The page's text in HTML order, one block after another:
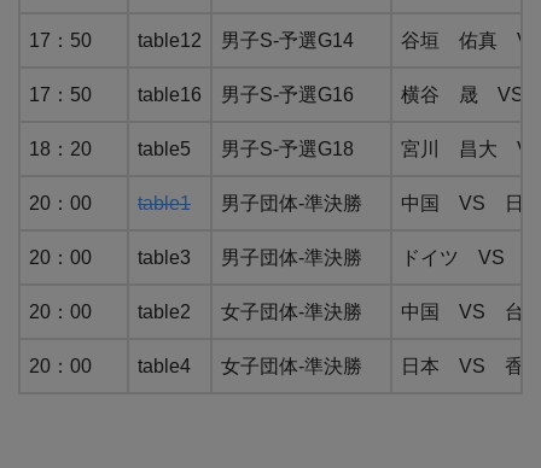
17：50 table12 男子S-予選G14 谷垣 佑真 VS
17：50 table16 男子S-予選G16 横谷 晟 VS
18：20 table5 男子S-予選G18 宮川 昌大 VS
20：00 table1 男子団体-準決勝 中国 VS 日
20：00 table3 男子団体-準決勝 ドイツ VS
20：00 table2 女子団体-準決勝 中国 VS 台
20：00 table4 女子団体-準決勝 日本 VS 香